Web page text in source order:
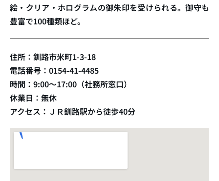
絵・クリア・ホログラムの御朱印を受けられる。御守も
豊富で100種類ほど。
住所：釧路市米町1-3-18
電話番号：0154-41-4485
時間：9:00〜17:00（社務所窓口）
休業日：無休
アクセス：ＪＲ釧路駅から徒歩40分